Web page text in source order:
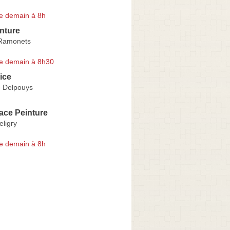
demain à 8h
demain à 8h30
Delpouys
Peinture
demain à 8h